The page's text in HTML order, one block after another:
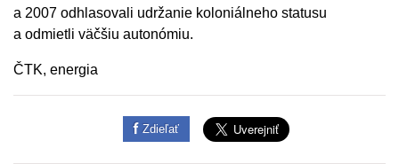
a 2007 odhlasovali udržanie koloniálneho statusu
a odmietli väčšiu autonómiu.
ČTK, energia
Zdieľať